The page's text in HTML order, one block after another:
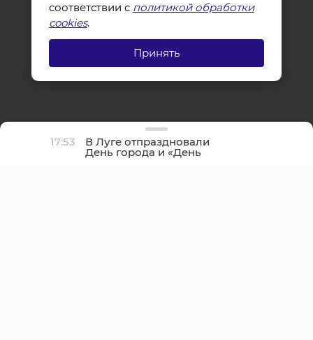
17:53 В Луге отпраздновали
День города и «День
детства»
соответствии с политикой обработки
cookies.
Принять